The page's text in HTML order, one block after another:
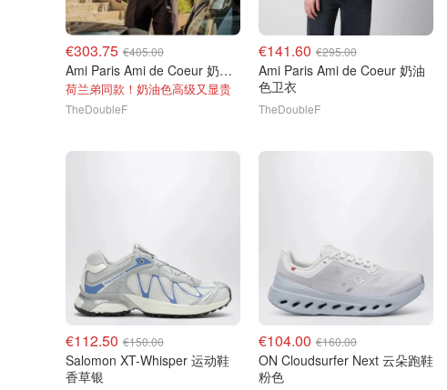
€303.75 €405.00
Ami Paris Ami de Coeur 奶油色衬衫
荷兰弟同款！奶油色高级又显贵
TheDoubleF
€141.60 €295.00
Ami Paris Ami de Coeur 奶油
色卫衣
TheDoubleF
€112.50 €150.00
Salomon XT-Whisper 运动鞋
香草银
€104.00 €160.00
ON Cloudsurfer Next 云朵跑鞋
粉色